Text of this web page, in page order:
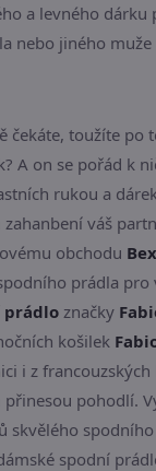
a levného dárku
nebo jiného muže
čekáte, toužíte po
A on se pořád k
rukou a
váš
obchodu
prádla pro
prádlo značky
košilek
i z
přinesou pohodlí.
skvělého
spodní